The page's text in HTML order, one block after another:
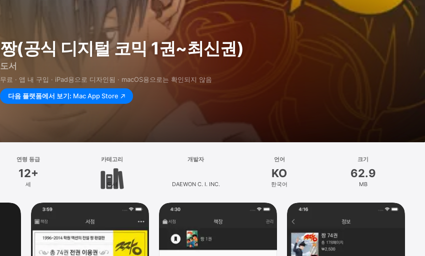
짱(공식 디지털 코믹 1권~최신권)
도서
무료 · 앱 내 구입 · iPad⁠용으로 디자인됨 · macOS⁠용으로는 확인되지 않음
다음 플랫폼에서 보기: Mac App Store
연령 등급
12+
세
카테고리
도서
개발자
DAEWON C. I. INC.
언어
KO
한국어
크기
62.9
MB